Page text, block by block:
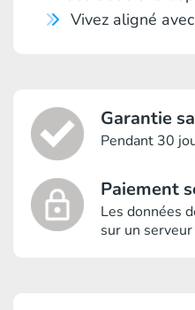
Vivez aligné
Garantie
Pendant 30
Paiement
Les données
sur un